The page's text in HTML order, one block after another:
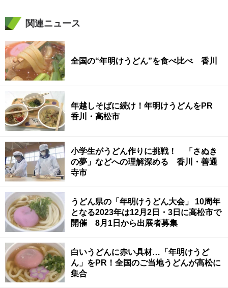
関連ニュース
全国の“年明けうどん”を食べ比べ 香川
年越しそばに続け！年明けうどんをPR
香川・高松市
小学生がうどん作りに挑戦！ 「さぬき
の夢」などへの理解深める 香川・善通
寺市
うどん県の「年明けうどん大会」 10周年
となる2023年は12月2日・3日に高松市で
開催 8月1日から出展者募集
白いうどんに赤い具材…「年明けうど
ん」をPR！全国のご当地うどんが高松に
集合